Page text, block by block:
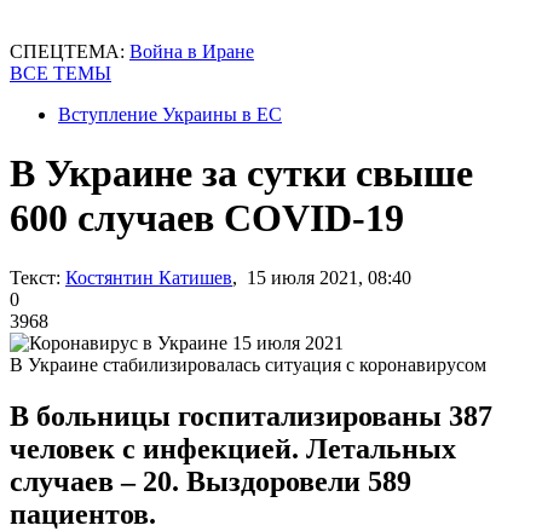
СПЕЦТЕМА: Война в Иране
ВСЕ ТЕМЫ
Вступление Украины в ЕС
В Украине за сутки свыше
600 случаев COVID-19
Текст: Костянтин Катишев, 15 июля 2021, 08:40
0
3968
В Украине стабилизировалась ситуация с коронавирусом
В больницы госпитализированы 387
человек с инфекцией. Летальных
случаев – 20. Выздоровели 589
пациентов.